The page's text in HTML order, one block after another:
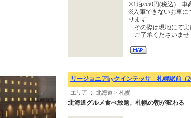
※1泊/550円(税込) 車
※入庫できないお車に
ります
その際は現地にて実
ご了承くださいませ
リージョニアbyクインテッサ 札幌駅前（
エリア ： 北海道 > 札幌
北海道グルメ食べ放題。札幌の朝が変わる